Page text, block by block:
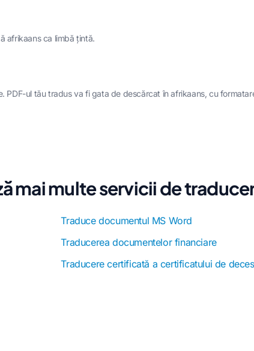
afrikaans ca limbă țintă.
PDF-ul tău tradus va fi gata de descărcat în afrikaans, cu
mai multe servicii de
Traduce documentul MS Word
Traducerea documentelor financiare
Traducere certificată a certificatului de deces